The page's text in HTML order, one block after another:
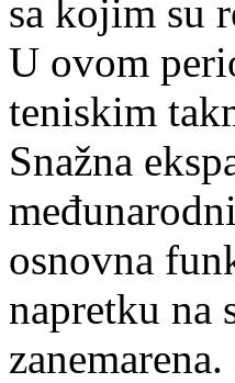
sa kojim su
U ovom
teniskim
Snažna
osnovna
napretku na
zanemarena.